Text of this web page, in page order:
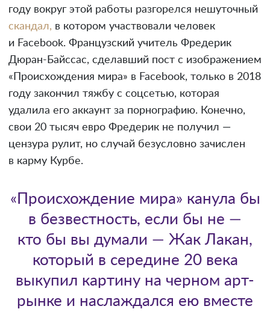
году вокруг этой работы разгорелся нешуточный
скандал, в котором участвовали человек
и Facebook. Французский учитель Фредерик
Дюран-Байссас, сделавший пост с изображением
«Происхождения мира» в Facebook, только в 2018
году закончил тяжбу с соцсетью, которая
удалила его аккаунт за порнографию. Конечно,
свои 20 тысяч евро Фредерик не получил —
цензура рулит, но случай безусловно зачислен
в карму Курбе.
«Происхождение мира» канула бы
в безвестность, если бы не —
кто бы вы думали — Жак Лакан,
который в середине 20 века
выкупил картину на черном арт-
рынке и наслаждался ею вместе